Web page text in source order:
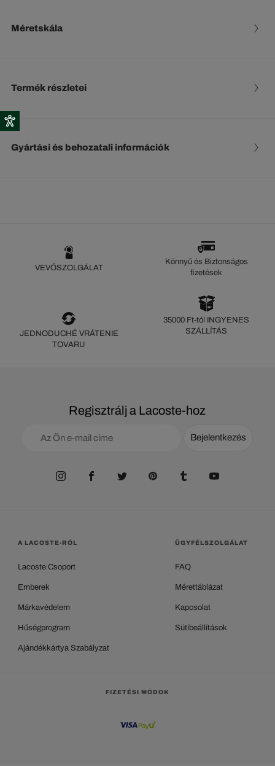
Méretskála
Termék részletei
Gyártási és behozatali információk
VEVŐSZOLGÁLAT
Könnyű és Biztonságos
fizetések
JEDNODUCHÉ VRÁTENIE
TOVARU
35000 Ft-tól INGYENES
SZÁLLÍTÁS
Regisztrálj a Lacoste-hoz
Bejelentkezés
A LACOSTE-RÓL
Lacoste Csoport
Emberek
Márkavédelem
Hűségprogram
Ajándékkártya Szabályzat
ÜGYFÉLSZOLGÁLAT
FAQ
Mérettáblázat
Kapcsolat
Sütibeállítások
FIZETÉSI MÓDOK